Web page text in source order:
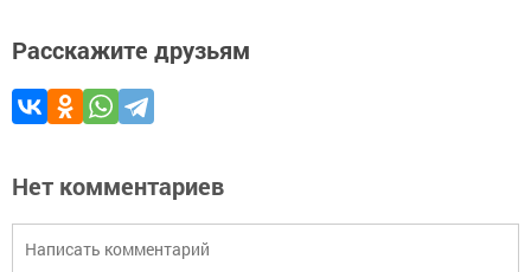
Расскажите друзьям
Нет комментариев